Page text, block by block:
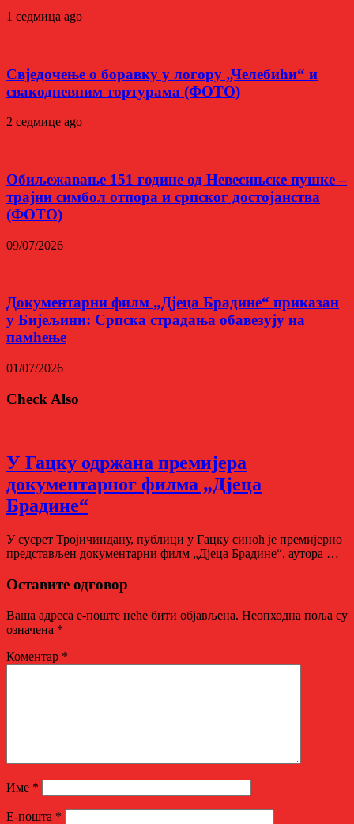
1 седмица ago
Свједочење о боравку у логору „Челебићи“ и
свакодневним тортурама (ФОТО)
2 седмице ago
Обиљежавање 151 године од Невесињске пушке –
трајни симбол отпора и српског достојанства
(ФОТО)
09/07/2026
Документарни филм „Дјеца Брадине“ приказан
у Бијељини: Српска страдања обавезују на
памћење
01/07/2026
Check Also
У Гацку одржана премијера
документарног филма „Дјеца
Брадине“
У сусрет Тројичиндану, публици у Гацку синоћ је премијерно
представљен документарни филм „Дјеца Брадине“, аутора …
Оставите одговор
Ваша адреса е-поште неће бити објављена. Неопходна поља су
означена *
Коментар *
Име *
Е-пошта *